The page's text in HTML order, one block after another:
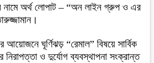
নামে অর্থ লোপাট – “অন লাইন গ্রুপ ও এর
আয়োজনে ঘূর্ণিঝড় “রেমাল” বিষয়ে সার্বিক
ও দুর্যোগ ব্যবস্থাপনা সংক্রান্ত